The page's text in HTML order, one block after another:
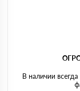
В наличии